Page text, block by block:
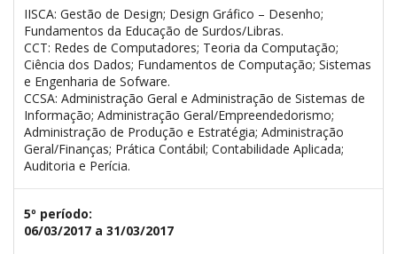
IISCA: Gestão de Design; Design Gráfico – Desenho;
Fundamentos da Educação de Surdos/Libras.
CCT: Redes de Computadores; Teoria da Computação;
Ciência dos Dados; Fundamentos de Computação; Sistemas
e Engenharia de Sofware.
CCSA: Administração Geral e Administração de Sistemas de
Informação; Administração Geral/Empreendedorismo;
Administração de Produção e Estratégia; Administração
Geral/Finanças; Prática Contábil; Contabilidade Aplicada;
Auditoria e Perícia.
5º período:
06/03/2017 a 31/03/2017